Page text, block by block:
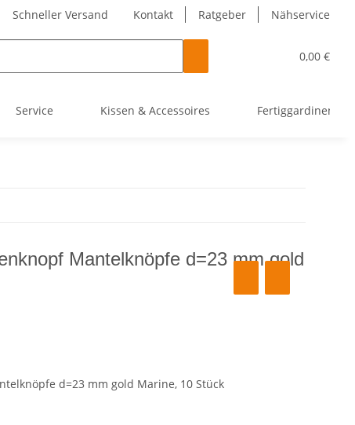
Kontakt Ratgeber Nähservice
Schneller Versand
0,00 €
Service Kissen & Accessoires Fertiggardinen
Mantelknöpfe d=23 mm gold
d=23 mm gold Marine, 10 Stück